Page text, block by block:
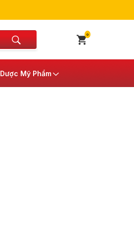
0
Dược Mỹ Phẩm